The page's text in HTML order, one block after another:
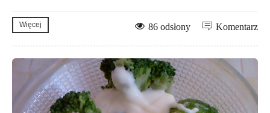
Więcej Komentarz
86 odsłony